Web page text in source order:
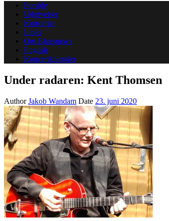
Forside
Udgivelser
Koncerter
Links
Om Bluesnews
English
Koncertkalender
Under radaren: Kent Thomsen
AuthorJakob Wandam Date 23. juni 2020